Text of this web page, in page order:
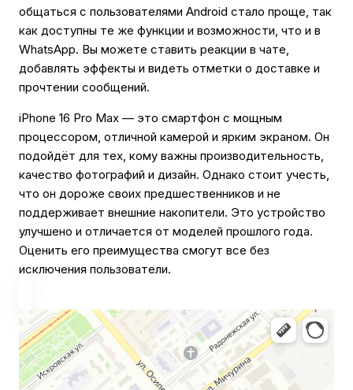
общаться с пользователями Android стало проще, так
как доступны те же функции и возможности, что и в
WhatsApp. Вы можете ставить реакции в чате,
добавлять эффекты и видеть отметки о доставке и
прочтении сообщений.
iPhone 16 Pro Max — это смартфон с мощным
процессором, отличной камерой и ярким экраном. Он
подойдёт для тех, кому важны производительность,
качество фотографий и дизайн. Однако стоит учесть,
что он дороже своих предшественников и не
поддерживает внешние накопители. Это устройство
улучшено и отличается от моделей прошлого года.
Оценить его преимущества смогут все без
исключения пользователи.